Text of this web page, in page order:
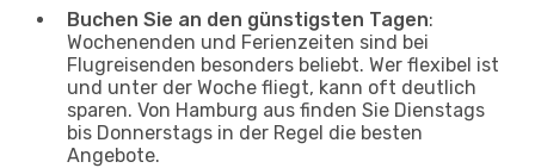
Buchen Sie an den günstigsten Tagen:
Wochenenden und Ferienzeiten sind bei
Flugreisenden besonders beliebt. Wer flexibel ist
und unter der Woche fliegt, kann oft deutlich
sparen. Von Hamburg aus finden Sie Dienstags
bis Donnerstags in der Regel die besten
Angebote.